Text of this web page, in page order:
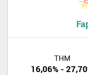
THM
16,06% -